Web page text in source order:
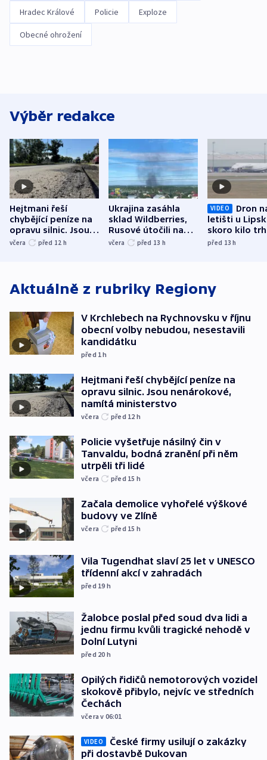
Hradec Králové Policie Exploze
Obecné ohrožení
Výběr redakce
Hejtmani řeší
chybějící peníze na
opravu silnic. Jsou
nenárokové, namítá
včera před 12 h
Ukrajina zasáhla
sklad Wildberries,
Rusové útočili na
trh, hasiče či
včera před 13 h
VIDEO
Dron
letišti u
skoro kilo
indicie
před 13h
Aktuálně z rubriky Regiony
V Krchlebech na Rychnovsku v říjnu
obecní volby nebudou, nesestavili
kandidátku
před 1h
Hejtmani řeší chybějící peníze na
opravu silnic. Jsou nenárokové,
namítá ministerstvo
včera před 12 h
Policie vyšetřuje násilný čin v
Tanvaldu, bodná zranění při něm
utrpěli tři lidé
včera před 15 h
Začala demolice vyhořelé výškové
budovy ve Zlíně
včera před 15 h
Vila Tugendhat slaví 25 let v UNESCO
třídenní akcí v zahradách
před 19 h
Žalobce poslal před soud dva lidi a
jednu firmu kvůli tragické nehodě v
Dolní Lutyni
před 20 h
Opilých řidičů nemotorových vozidel
skokově přibylo, nejvíc ve středních
Čechách
včera v 06:01
VIDEO
České firmy usilují o zakázky
při dostavbě Dukovan